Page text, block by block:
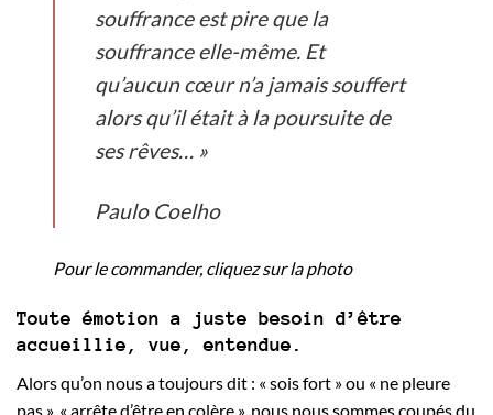
souffrance est pire que la
souffrance elle-même. Et
qu’aucun cœur n’a jamais souffert
alors qu’il était à la poursuite de
ses rêves… »
Paulo Coelho
Pour le commander, cliquez sur la photo
Toute émotion a juste besoin d’être
accueillie, vue, entendue.
Alors qu’on nous a toujours dit : « sois fort » ou « ne pleure
pas », « arrête d’être en colère », nous nous sommes coupés du